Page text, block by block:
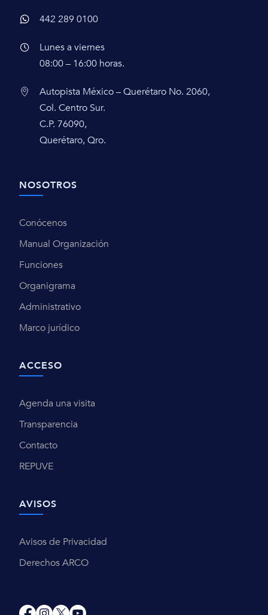
442 289 0100
Lunes a viernes
08:00 – 16:00 horas.
Autopista México – Querétaro No. 2060,
Col. Centro Sur.
C.P. 76090,
Querétaro, Qro.
NOSOTROS
Conócenos
Manual Organización
Funciones
Organigrama
Administrativo
Marco jurídico
ACCESO
Agenda una visita
Transparencia
Contacto
REPUVE
AVISOS
Avisos de Privacidad
Derechos ARCO